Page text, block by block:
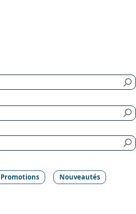
Promotions Nouveautés